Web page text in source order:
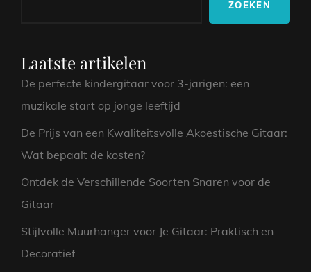
ZOEKEN
Laatste artikelen
De perfecte kindergitaar voor 3-jarigen: een
muzikale start op jonge leeftijd
De Prijs van een Kwaliteitsvolle Akoestische Gitaar:
Wat bepaalt de kosten?
Ontdek de Verschillende Soorten Snaren voor de
Gitaar
Stijlvolle Muurhanger voor Je Gitaar: Praktisch en
Decoratief